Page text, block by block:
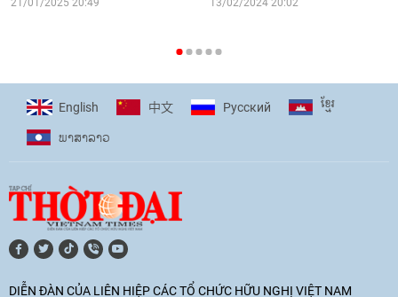
phó với biến đổi khí hậu
17:07|09/06/2026
[Video] Lào dành ưu tiên hàng đầu cho
quan hệ với Việt Nam
11:01 |09/06/2026
English 中文 Pусский ខ្មែរ
ພາ​ສາ​ລາວ
DIỄN ĐÀN CỦA LIÊN HIỆP CÁC TỔ CHỨC HỮU NGHỊ VIỆT NAM